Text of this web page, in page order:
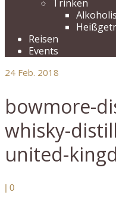
Trinken
Reisen
Events
24 Feb. 2018
bowmore-
whisky-
united-
| 0